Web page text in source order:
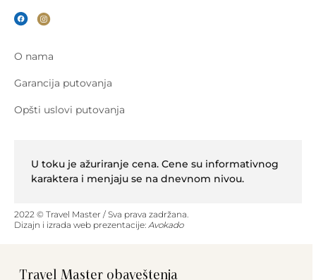
O nama
Garancija putovanja
Opšti uslovi putovanja
Travel Master obaveštenja
U toku je ažuriranje cena. Cene su informativnog
karaktera i menjaju se na dnevnom nivou.
2022 © Travel Master / Sva prava zadržana.
Dizajn i izrada web prezentacije: Avokado